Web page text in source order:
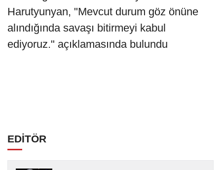
Harutyunyan, "Mevcut durum göz önüne
alındığında savaşı bitirmeyi kabul
ediyoruz." açıklamasında bulundu
EDİTÖR